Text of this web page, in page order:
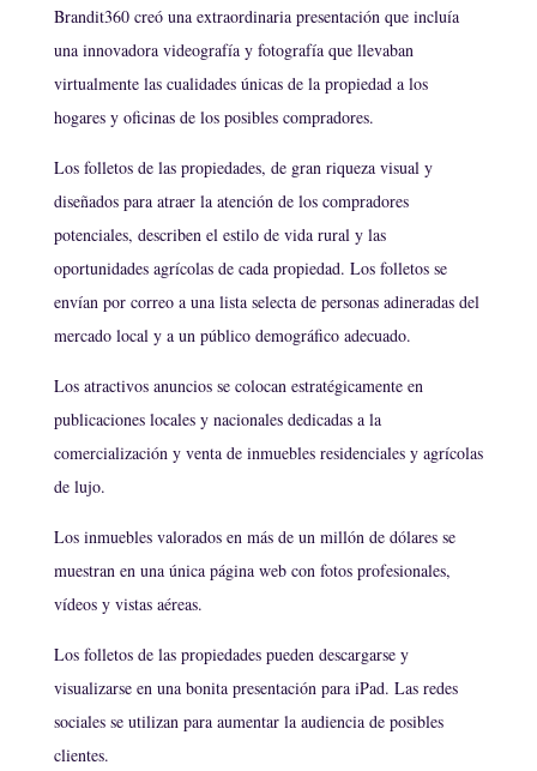
Brandit360 creó una extraordinaria presentación que incluía
una innovadora videografía y fotografía que llevaban
virtualmente las cualidades únicas de la propiedad a los
hogares y oficinas de los posibles compradores.
Los folletos de las propiedades, de gran riqueza visual y
diseñados para atraer la atención de los compradores
potenciales, describen el estilo de vida rural y las
oportunidades agrícolas de cada propiedad. Los folletos se
envían por correo a una lista selecta de personas adineradas del
mercado local y a un público demográfico adecuado.
Los atractivos anuncios se colocan estratégicamente en
publicaciones locales y nacionales dedicadas a la
comercialización y venta de inmuebles residenciales y agrícolas
de lujo.
Los inmuebles valorados en más de un millón de dólares se
muestran en una única página web con fotos profesionales,
vídeos y vistas aéreas.
Los folletos de las propiedades pueden descargarse y
visualizarse en una bonita presentación para iPad. Las redes
sociales se utilizan para aumentar la audiencia de posibles
clientes.